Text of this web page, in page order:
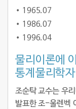
1965.07
1986.07
1996.04
물리이론에
통계물리학자
조순탁 교수는 우
발표한 조-울렌벡